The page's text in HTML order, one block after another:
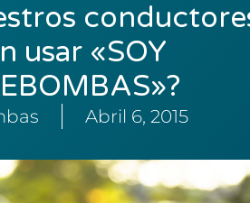
usar «SOY
Abril 6, 2015